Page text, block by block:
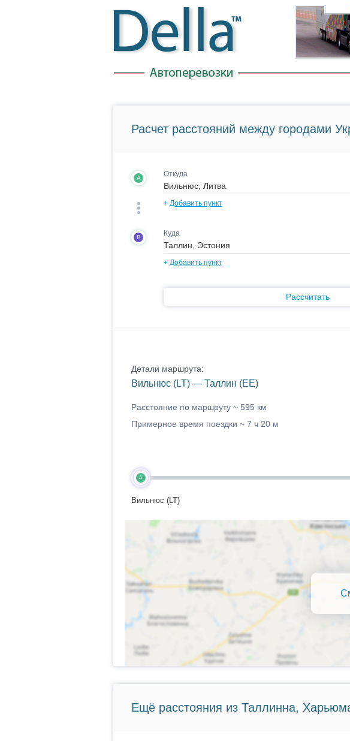
Расчет расстояний между городами
A Откуда
+ Добавить пункт
B Куда
+ Добавить пункт
Рассчитать
Детали маршрута:
Вильнюс (LT) — Таллин (EE)
Расстояние по маршруту ~ 595 км
Примерное время поездки ~ 7 ч 20 м
A
Вильнюс (LT)
Ещё расстояния из Таллинна,